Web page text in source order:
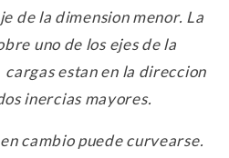
de la dimension menor. La
uno de los ejes de la
estan en la direccion
inercias mayores.
cambio puede curvearse.